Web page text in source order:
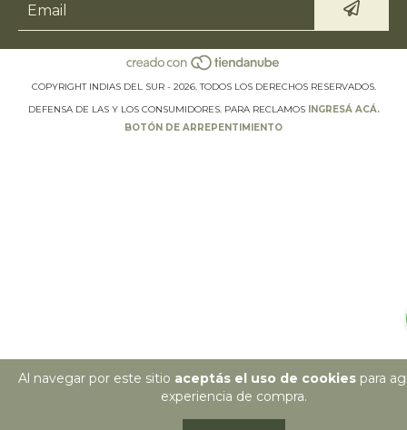
Al navegar por este sitio aceptás el uso de cookiespara
experiencia de compra.
COPYRIGHT INDIAS DEL SUR - 2026. TODOS LOS DERECHOS RESERVADOS.
DEFENSA DE LAS Y LOS CONSUMIDORES. PARA RECLAMOS INGRESÁ ACÁ.
BOTÓN DE ARREPENTIMIENTO